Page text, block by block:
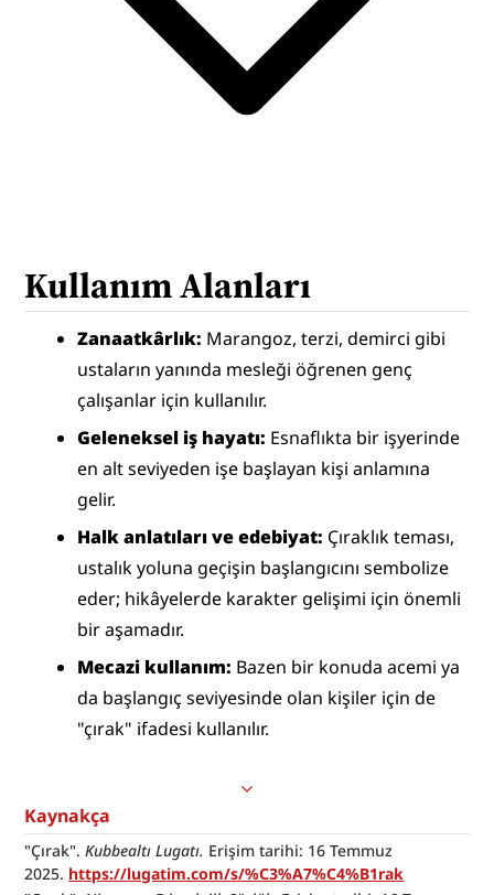
Kullanım Alanları
Zanaatkârlık: Marangoz, terzi, demirci gibi
ustaların yanında mesleği öğrenen genç
çalışanlar için kullanılır.
Geleneksel iş hayatı: Esnaflıkta bir işyerinde
en alt seviyeden işe başlayan kişi anlamına
gelir.
Halk anlatıları ve edebiyat: Çıraklık teması,
ustalık yoluna geçişin başlangıcını sembolize
eder; hikâyelerde karakter gelişimi için önemli
bir aşamadır.
Mecazi kullanım: Bazen bir konuda acemi ya
da başlangıç seviyesinde olan kişiler için de
"çırak" ifadesi kullanılır.
Kaynakça
"Çırak". Kubbealtı Lugatı. Erişim tarihi: 16 Temmuz
2025. https://lugatim.com/s/%C3%A7%C4%B1rak